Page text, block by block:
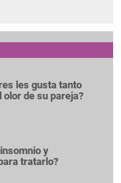
les gusta tanto
de su pareja?
y
tratarlo?